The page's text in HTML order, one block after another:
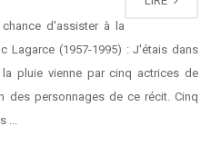
d'assister à la
Lagarce (1957-1995) : J'étais dans
pluie vienne par cinq actrices de
des personnages de ce récit. Cinq
...